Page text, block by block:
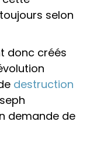
selon
donc créés
destruction
demande de